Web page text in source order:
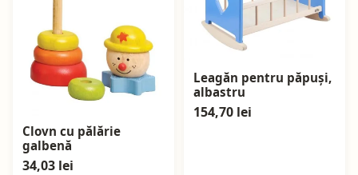
Clovn cu pălărie
galbenă
34,03 lei
Leagăn pentru păpuși,
albastru
154,70 lei